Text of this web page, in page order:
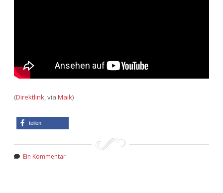
Adventskalender 2019
Adventskalender 2020
Adventskalender 2022
(Direktlink, via Maik)
teilen
Ein Kommentar